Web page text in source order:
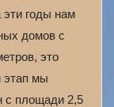
эти годы нам
домов с
это
этап мы
с площади 2,5